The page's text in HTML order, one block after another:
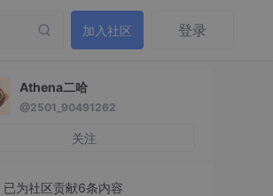
加入社区 登录
Athena二哈
@2501_90491262
关注
已为社区贡献6条内容